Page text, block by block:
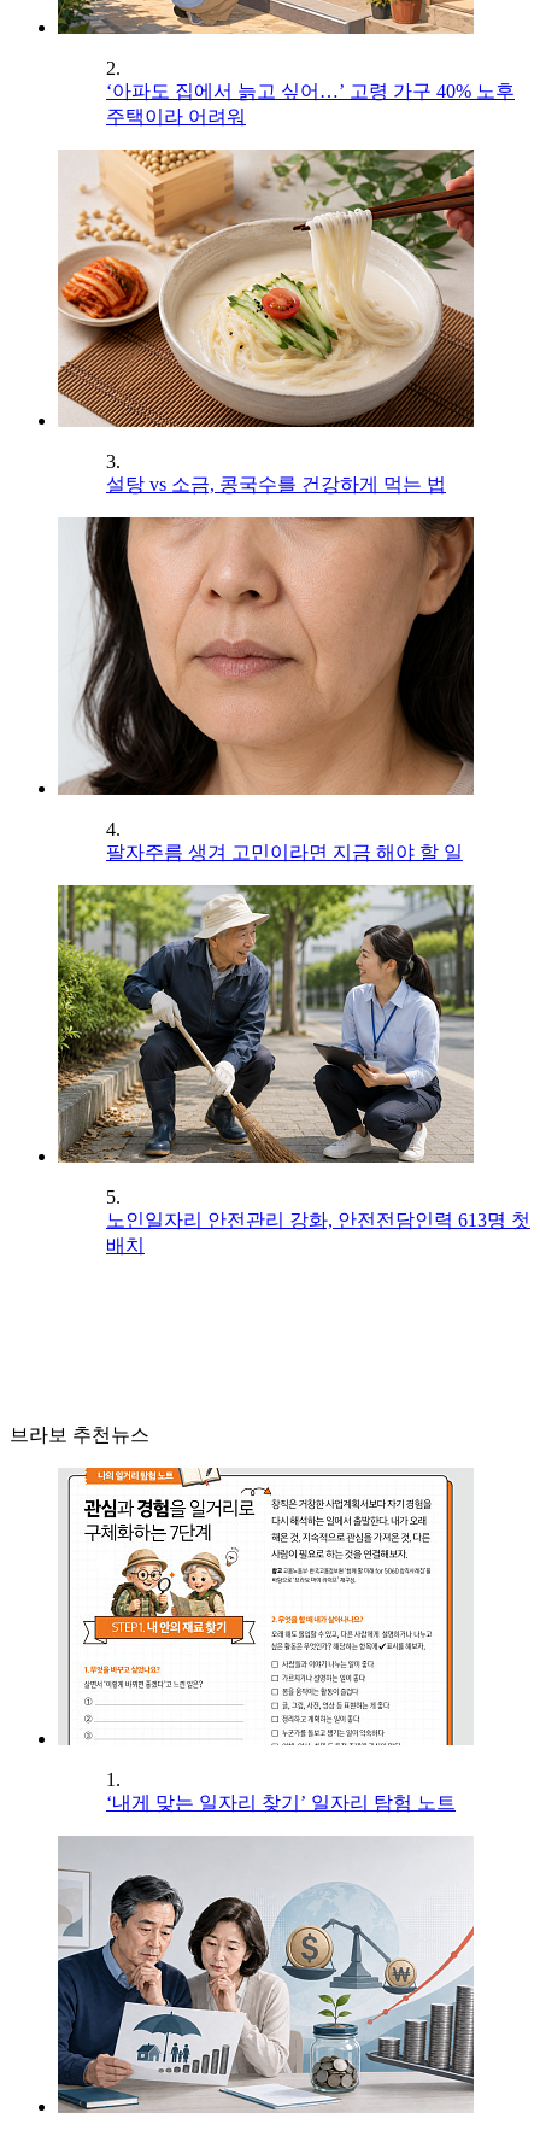
2.
‘아파도 집에서 늙고 싶어…’ 고령 가구 40% 노후
주택이라 어려워
3.
설탕 vs 소금, 콩국수를 건강하게 먹는 법
4.
팔자주름 생겨 고민이라면 지금 해야 할 일
5.
노인일자리 안전관리 강화, 안전전담인력 613명 첫
배치
브라보 추천뉴스
1.
‘내게 맞는 일자리 찾기’ 일자리 탐험 노트